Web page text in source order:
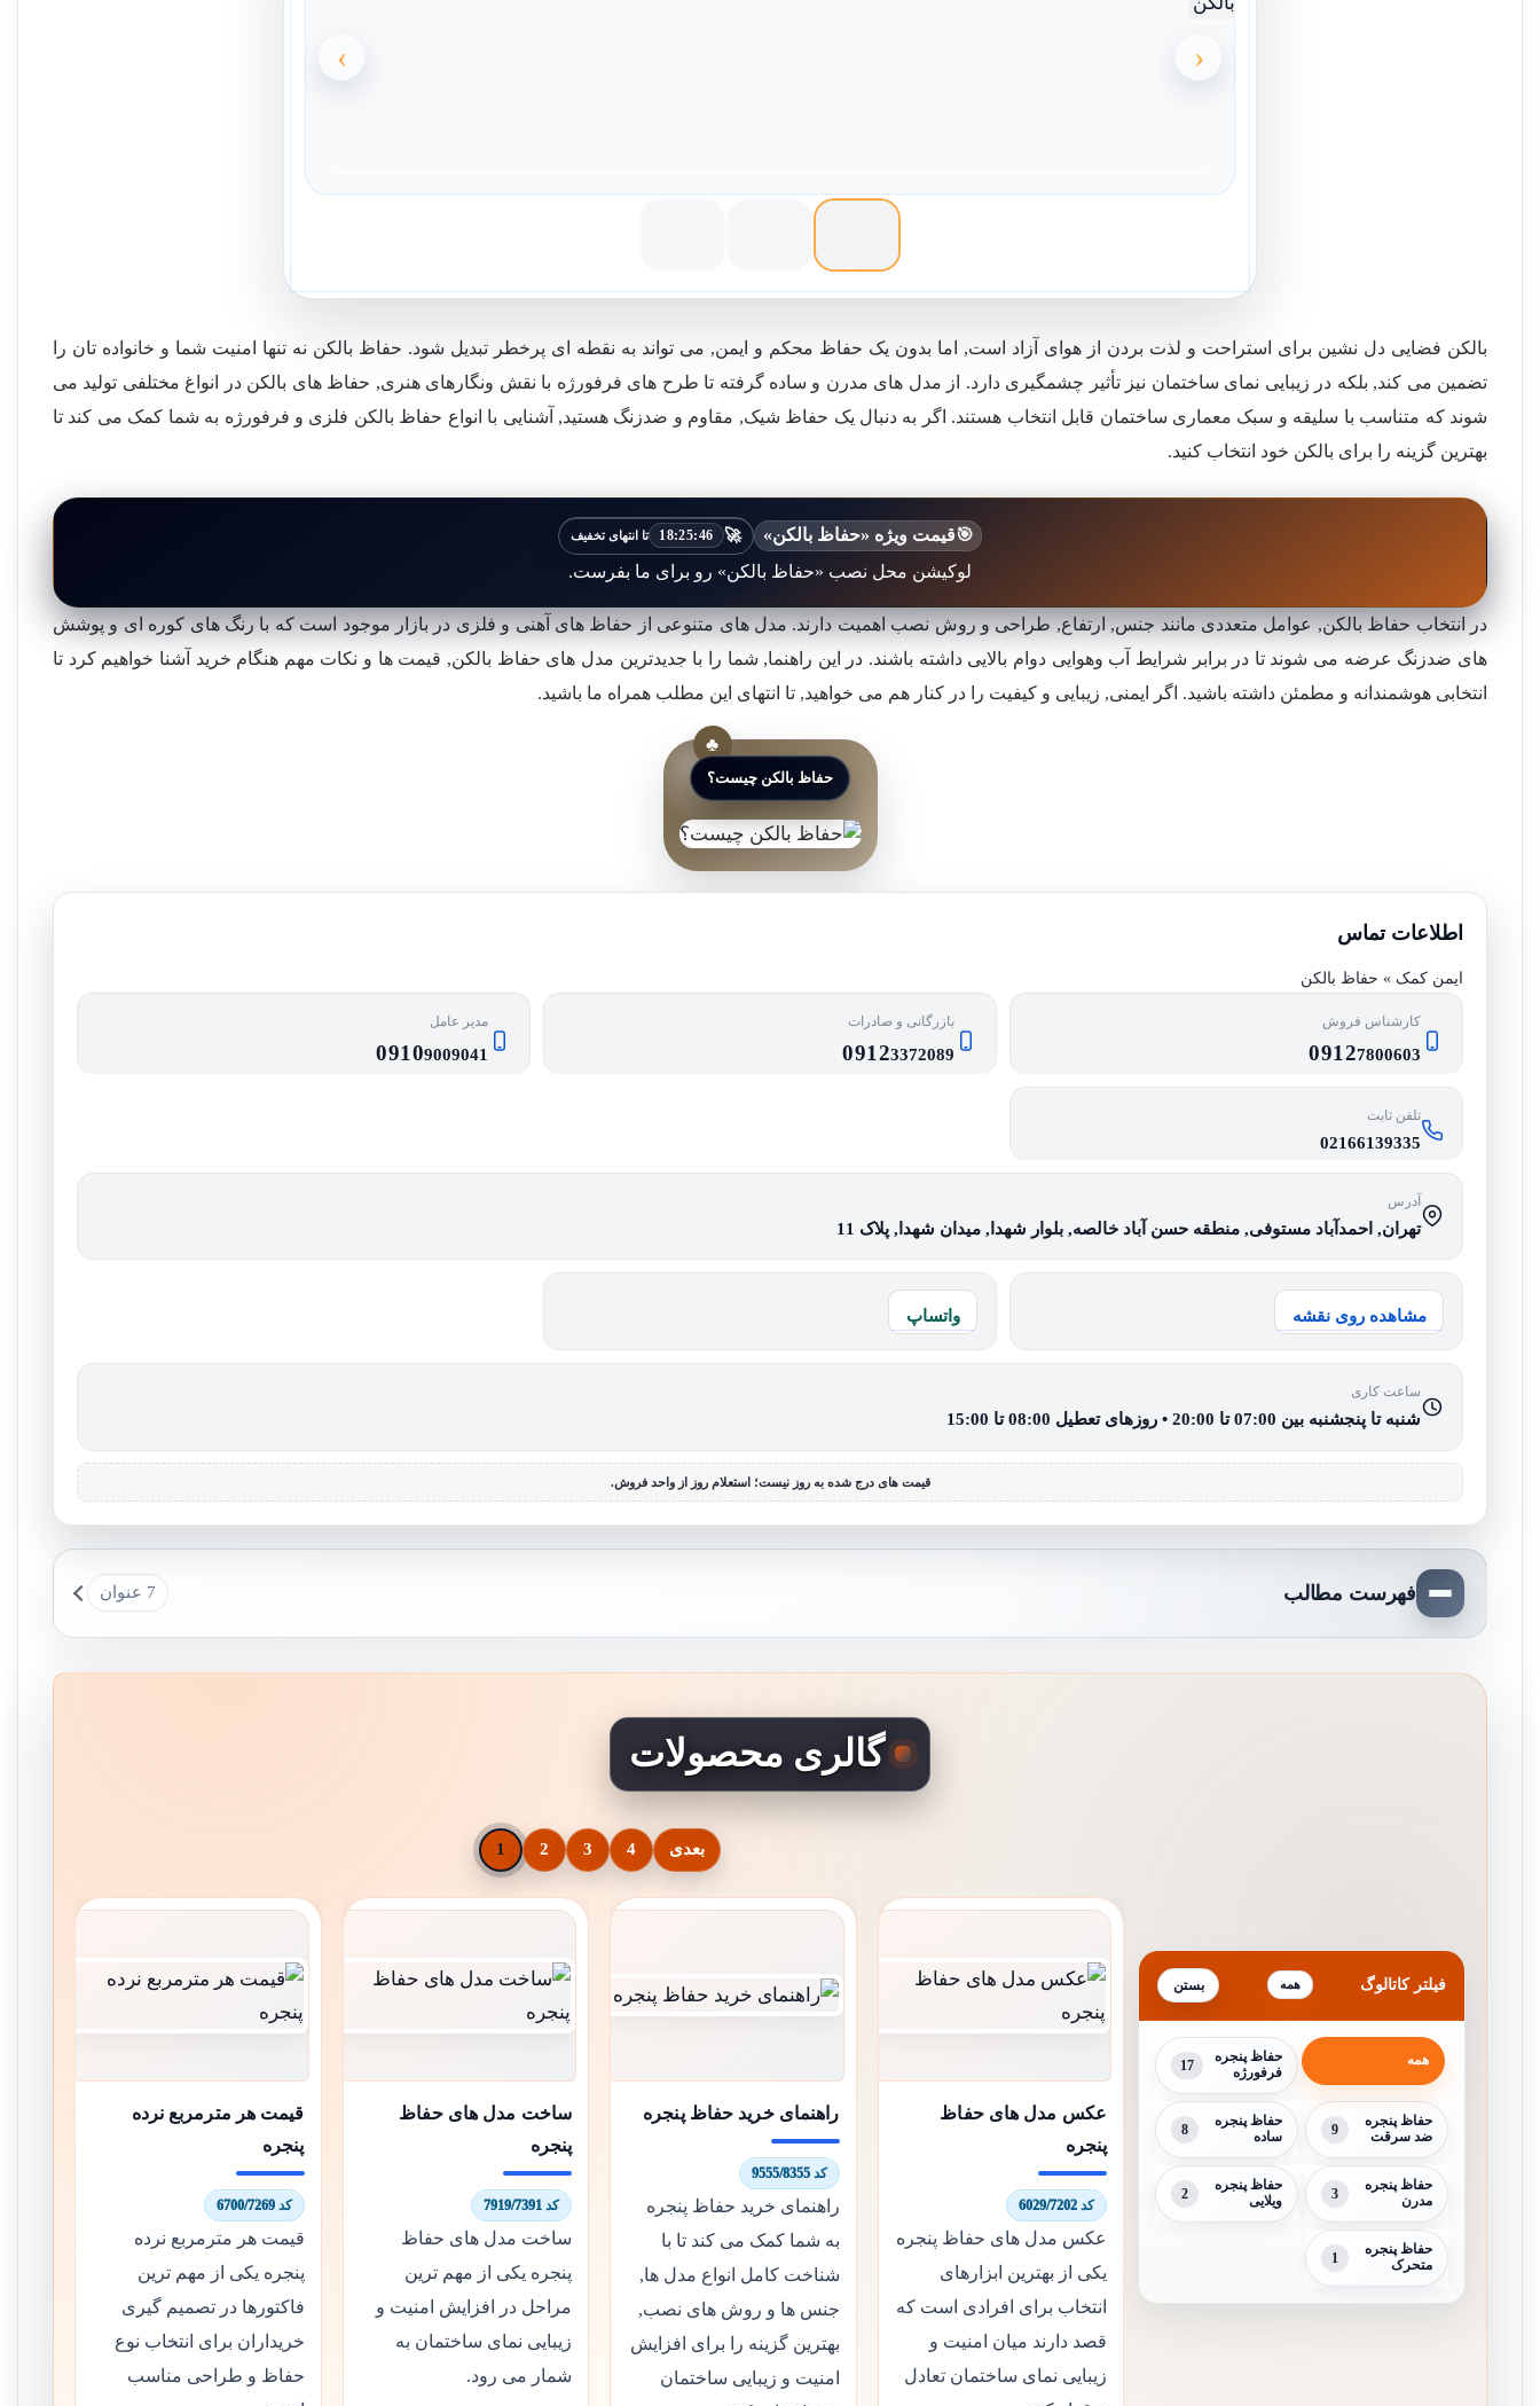
‹
›
بالکن فضایی دل نشین برای استراحت و لذت بردن از هوای آزاد است, اما بدون یک حفاظ محکم و ایمن, می تواند به نقطه ای پرخطر تبدیل شود. حفاظ بالکن نه تنها امنیت شما و خانواده تان را
تضمین می کند, بلکه در زیبایی نمای ساختمان نیز تأثیر چشمگیری دارد. از مدل های مدرن و ساده گرفته تا طرح های فرفورژه با نقش ونگارهای هنری, حفاظ های بالکن در انواغ مختلفی تولید می
شوند که متناسب با سلیقه و سبک معماری ساختمان قابل انتخاب هستند. اگر به دنبال یک حفاظ شیک, مقاوم و ضدزنگ هستید, آشنایی با انواع حفاظ بالکن فلزی و فرفورژه به شما کمک می کند تا
بهترین گزینه را برای بالکن خود انتخاب کنید.
🎯قیمت ویژه «حفاظ بالکن» 🚀
18:25:44 تا انتهای تخفیف
لوکیشن محل نصب «حفاظ بالکن» رو برای ما بفرست.
در انتخاب حفاظ بالکن, عوامل متعددی مانند جنس, ارتفاع, طراحی و روش نصب اهمیت دارند. مدل های متنوعی از حفاظ های آهنی و فلزی در بازار موجود است که با رنگ های کوره ای و پوشش
های ضدزنگ عرضه می شوند تا در برابر شرایط آب وهوایی دوام بالایی داشته باشند. در این راهنما, شما را با جدیدترین مدل های حفاظ بالکن, قیمت ها و نکات مهم هنگام خرید آشنا خواهیم کرد تا
انتخابی هوشمندانه و مطمئن داشته باشید. اگر ایمنی, زیبایی و کیفیت را در کنار هم می خواهید, تا انتهای این مطلب همراه ما باشید.
حفاظ بالکن چیست؟
اطلاعات تماس
ایمن کمک » حفاظ بالکن
کارشناس فروش
09127800603
بازرگانی و صادرات
09123372089
مدیر عامل
09109009041
تلفن ثابت
02166139335
آدرس
تهران, احمدآباد مستوفی, منطقه حسن آباد خالصه, بلوار شهدا, میدان شهدا, پلاک 11
مشاهده روی نقشه واتساپ
ساعت کاری
شنبه تا پنجشنبه بین 07:00 تا 20:00 • روزهای تعطیل 08:00 تا 15:00
قیمت های درج شده به روز نیست؛ استعلام روز از واحد فروش.
فهرست مطالب 7 عنوان
گالری محصولات
فیلتر کاتالوگ همه
همه
حفاظ پنجره
فرفورژه
17
حفاظ پنجره
ضد سرقت
9
حفاظ پنجره
ساده
8
حفاظ پنجره
مدرن
3
حفاظ پنجره
ویلایی
2
حفاظ پنجره
متحرک
1
1 2 3 4 بعدی
عکس مدل های حفاظ
پنجره
کد 6029/7202
عکس مدل های حفاظ پنجره
یکی از بهترین ابزارهای
انتخاب برای افرادی است که
قصد دارند میان امنیت و
زیبایی نمای ساختمان تعادل
راهنمای خرید حفاظ پنجره
کد 9555/8355
راهنمای خرید حفاظ پنجره
به شما کمک می کند تا با
شناخت کامل انواع مدل ها,
جنس ها و روش های نصب,
بهترین گزینه را برای افزایش
امنیت و زیبایی ساختمان
ساخت مدل های حفاظ
پنجره
کد 7919/7391
ساخت مدل های حفاظ
پنجره یکی از مهم ترین
مراحل در افزایش امنیت و
زیبایی نمای ساختمان به
شمار می رود.
قیمت هر مترمربع نرده
پنجره
کد 6700/7269
قیمت هر مترمربع نرده
پنجره یکی از مهم ترین
فاکتورها در تصمیم گیری
خریداران برای انتخاب نوع
حفاظ و طراحی مناسب